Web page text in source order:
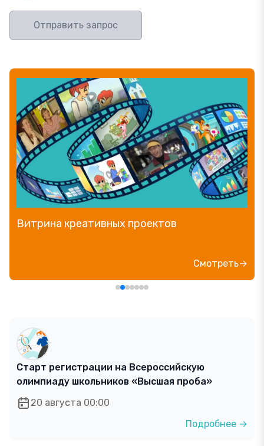
Отправить запрос
Витрина креативных проектов
Смотреть→
Старт регистрации на Всероссийскую
олимпиаду школьников «Высшая проба»
20 августа 00:00
Подробнее →